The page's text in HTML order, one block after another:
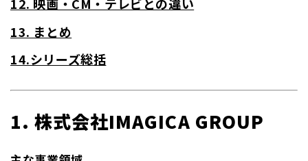
13. まとめ
14.シリーズ総括
1. 株式会社IMAGICA GROUP